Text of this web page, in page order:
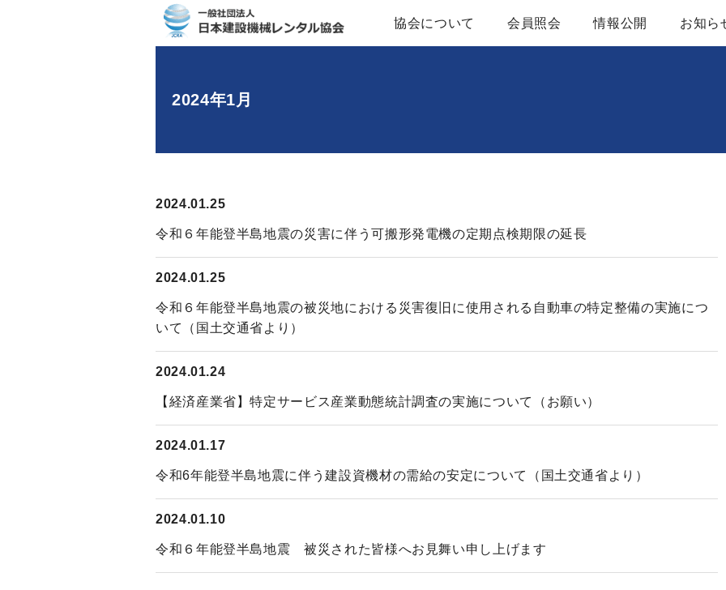
協会について
役員名簿
ブロック一覧
関係団体・官公庁
会員照会 情報公開
入会案内
お知ら
2024年1月
2024.01.25
令和６年能登半島地震の災害に伴う可搬形発電機の定期点検期限の延長
2024.01.25
令和６年能登半島地震の被災地における災害復旧に使用される自動車の特定整備の実施につ
いて（国土交通省より）
2024.01.24
【経済産業省】特定サービス産業動態統計調査の実施について（お願い）
2024.01.17
令和6年能登半島地震に伴う建設資機材の需給の安定について（国土交通省より）
2024.01.10
令和６年能登半島地震 被災された皆様へお見舞い申し上げます